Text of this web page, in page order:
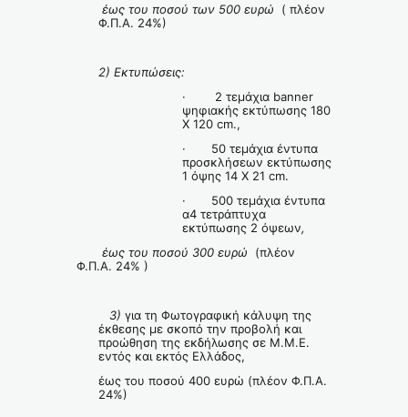
έως του ποσού των 500 ευρώ
( πλέον
Φ.Π.Α. 24%)
2) Εκτυπώσεις:
· 2 τεμάχια banner
ψηφιακής εκτύπωσης 180
Χ 120 cm.,
· 50 τεμάχια έντυπα
προσκλήσεων εκτύπωσης
1 όψης 14 Χ 21 cm.
· 500 τεμάχια έντυπα
α4 τετράπτυχα
εκτύπωσης 2 όψεων,
έως του ποσού 300 ευρώ
(πλέον
Φ.Π.Α. 24% )
3) για τη Φωτογραφική κάλυψη της
έκθεσης με σκοπό την προβολή και
προώθηση της εκδήλωσης σε Μ.Μ.Ε.
εντός και εκτός Ελλάδος,
έως του ποσού 400 ευρώ (πλέον Φ.Π.Α.
24%)